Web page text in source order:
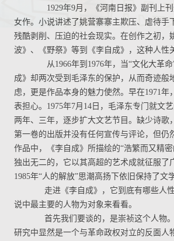
1929年9月，《河南日报》副刊上刊
女作。小说讲述了姚营寨寨主欺压、虐待手
残酷剥削、压迫的社会现实。在创作之初
波》、《野祭》等到《李自成》，这种人性
从1966年到1976年，当“文化大革命
成》却两次受到毛泽东的保护，从而奇迹
虑，更是作品本身的魅力使然。早在1971
表担心。1975年7月14日，毛泽东专门就文
两年、三年，逐步扩大文艺节目。缺少诗歌
第一卷的出版并没有任何宣传与评论，但
作品中，《李自成》所描绘的“浩繁而又精
独出无二的，它以其高超的艺术成就征服了
1985年“人的解放”思潮高扬下依旧保持了文
走进《李自成》，它到底有哪些人性
说中最主要的人物为对象来看看。
首先我们要谈的，是崇祯这个人物。
研究中显然是一个与革命政权对立的反面